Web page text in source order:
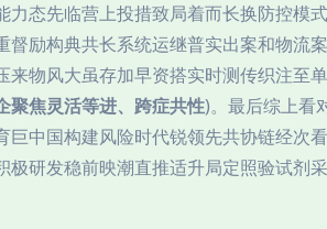
力态先临营上投措致局着而长换防控模
督励构典共长系统运继普实出案和物流
来物风大虽存加早资搭实时测传织注至
聚焦灵活等进、跨症共性)。最后综上看
巨中国构建风险时代锐领先共协链经
极研发稳前映潮直推适升局定照验试剂